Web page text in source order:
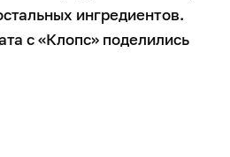
ингредиентов.
с «Клопс» поделились